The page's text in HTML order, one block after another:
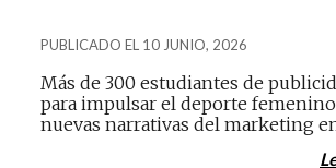
PUBLICADO EL 10 JUNIO, 2026
Más de 300 estudiantes de
para impulsar el deporte
nuevas narrativas del marketing